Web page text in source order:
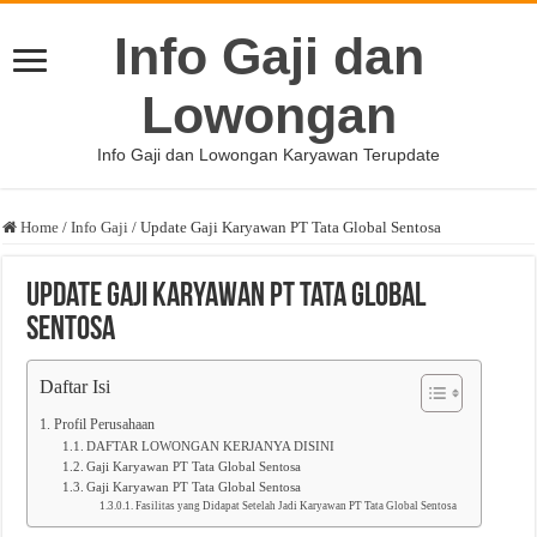
Info Gaji dan
Lowongan
Info Gaji dan Lowongan Karyawan Terupdate
Home / Info Gaji / Update Gaji Karyawan PT Tata Global Sentosa
Update Gaji Karyawan PT Tata Global
Sentosa
Daftar Isi
Profil Perusahaan
DAFTAR LOWONGAN KERJANYA DISINI
Gaji Karyawan PT Tata Global Sentosa
Gaji Karyawan PT Tata Global Sentosa
Fasilitas yang Didapat Setelah Jadi Karyawan PT Tata Global Sentosa